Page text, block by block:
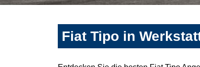
Fiat Tipo in